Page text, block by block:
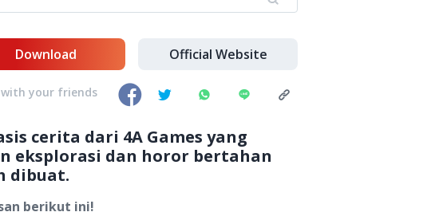
cerita dari 4A Games yang
eksplorasi dan horor bertahan
dibuat.
berikut ini!
Download Official Website
with your friends